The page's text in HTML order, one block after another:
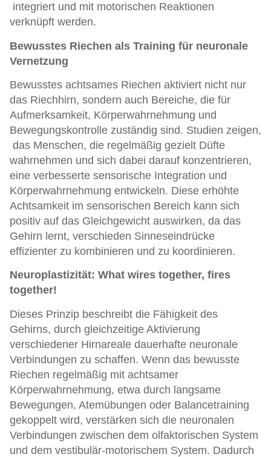
integriert und mit motorischen Reaktionen
verknüpft werden.
Bewusstes Riechen als Training für neuronale
Vernetzung
Bewusstes achtsames Riechen aktiviert nicht nur
das Riechhirn, sondern auch Bereiche, die für
Aufmerksamkeit, Körperwahrnehmung und
Bewegungskontrolle zuständig sind. Studien zeigen,
das Menschen, die regelmäßig gezielt Düfte
wahrnehmen und sich dabei darauf konzentrieren,
eine verbesserte sensorische Integration und
Körperwahrnehmung entwickeln. Diese erhöhte
Achtsamkeit im sensorischen Bereich kann sich
positiv auf das Gleichgewicht auswirken, da das
Gehirn lernt, verschieden Sinneseindrücke
effizienter zu kombinieren und zu koordinieren.
Neuroplastizität: What wires together, fires
together!
Dieses Prinzip beschreibt die Fähigkeit des
Gehirns, durch gleichzeitige Aktivierung
verschiedener Hirnareale dauerhafte neuronale
Verbindungen zu schaffen. Wenn das bewusste
Riechen regelmäßig mit achtsamer
Körperwahrnehmung, etwa durch langsame
Bewegungen, Atemübungen oder Balancetraining
gekoppelt wird, verstärken sich die neuronalen
Verbindungen zwischen dem olfaktorischen System
und dem vestibulär-motorischem System. Dadurch